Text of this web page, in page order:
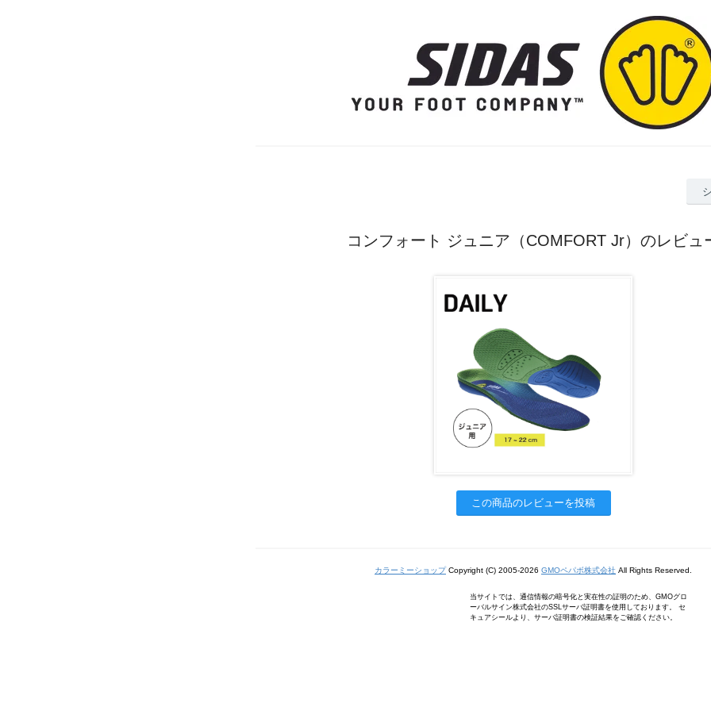
コンフォート ジュニア（COMFORT Jr）のレビュ
この商品のレビューを投稿
カラーミーショップCopyright (C) 2005-2026 GMOペパボ株式会社 All Rights Reserved.
当サイトでは、通信情報の暗号化と実在性の証明のため、GMOグロ
ーバルサイン株式会社のSSLサーバ証明書を使用しております。 セ
キュアシールより、サーバ証明書の検証結果をご確認ください。